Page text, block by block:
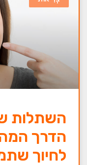
השתלות
הדרך
לחיוך